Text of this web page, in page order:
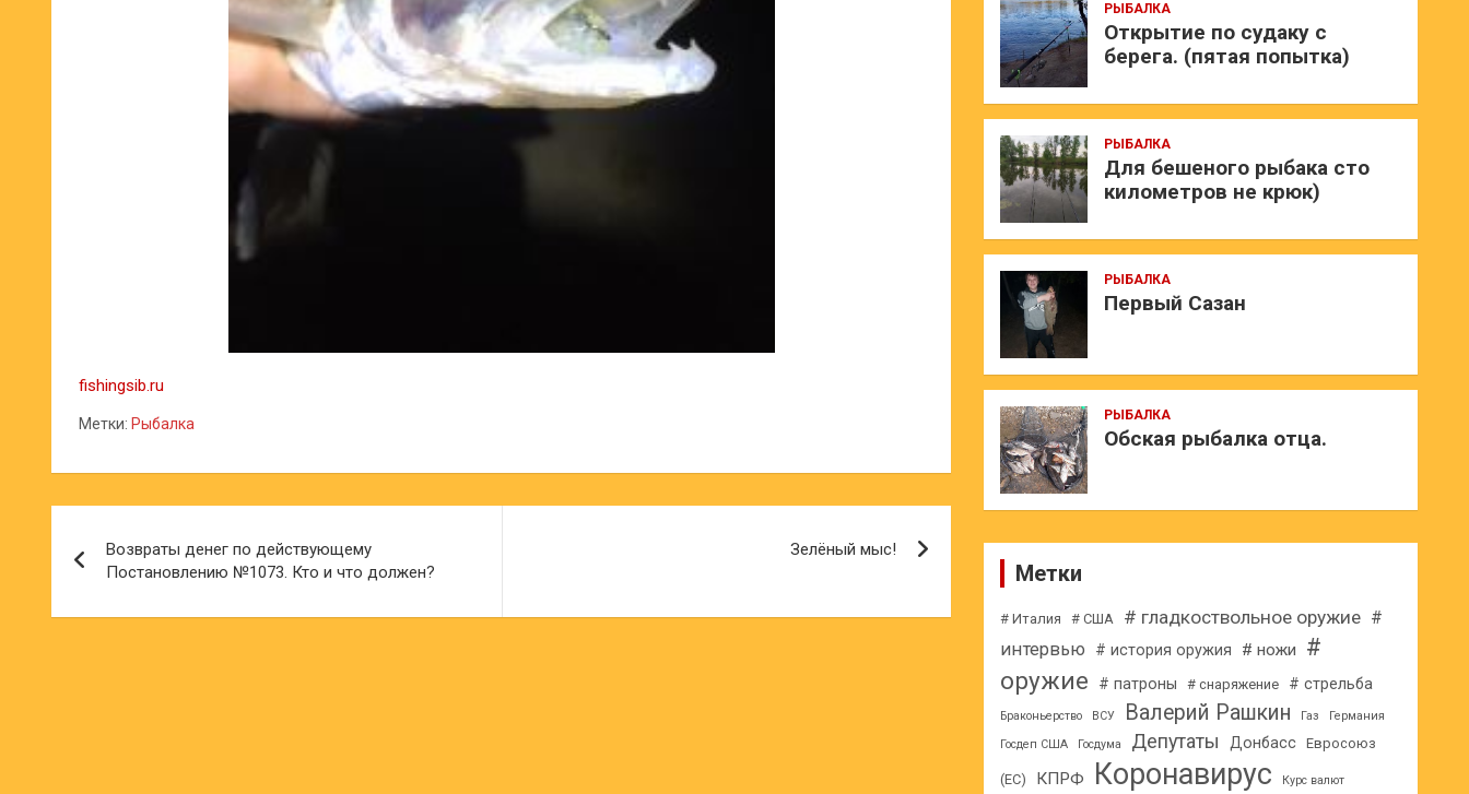
fishingsib.ru
Метки: Рыбалка
по
записям
Возвраты денег по действующему
Постановлению №1073. Кто и что должен?
Зелёный мыс!
РЫБАЛКА
Открытие по судаку с
берега. (пятая попытка)
РЫБАЛКА
Для бешеного рыбака сто
километров не крюк)
РЫБАЛКА
Первый Сазан
РЫБАЛКА
Обская рыбалка отца.
Метки
# Италия # США # гладкоствольное оружие #
интервью
# история оружия # ножи
#
оружие
# патроны # снаряжение # стрельба
Браконьерство ВСУ Валерий Рашкин Газ
Германия
Госдеп США
Госдума Депутаты Донбасс Евросоюз
(ЕС) КПРФ Коронавирус Курс валют